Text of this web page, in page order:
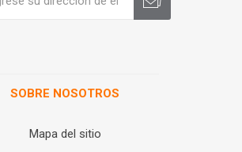
SOBRE NOSOTROS
Mapa del sitio